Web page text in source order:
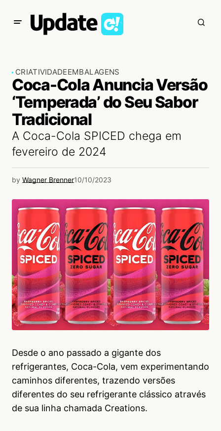
CRIATIVIDADEEMBALAGENS
Coca-Cola Anuncia Versão
‘Temperada’ do Seu Sabor
Tradicional
A Coca-Cola SPICED chega em
fevereiro de 2024
by Wagner Brenner10/10/2023
Desde o ano passado a gigante dos
refrigerantes, Coca-Cola, vem experimentando
caminhos diferentes, trazendo versões
diferentes do seu refrigerante clássico através
de sua linha chamada Creations.